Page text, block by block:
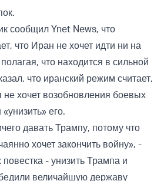
сообщил Ynet News, что
что Иран не хочет идти ни на
что находится в сильной
что иранский режим считает,
не хочет возобновления боевых
его.
давать Трампу, потому что
хочет закончить войну», -
повестка - унизить Трампа и
величайшую державу